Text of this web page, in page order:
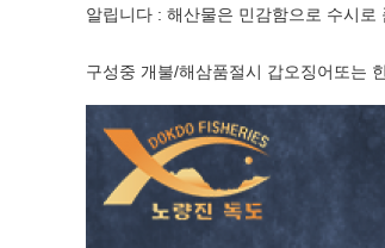
알립니다 : 해산물은 민감함으로 수시
구성중 개불/해삼품절시 갑오징어또는